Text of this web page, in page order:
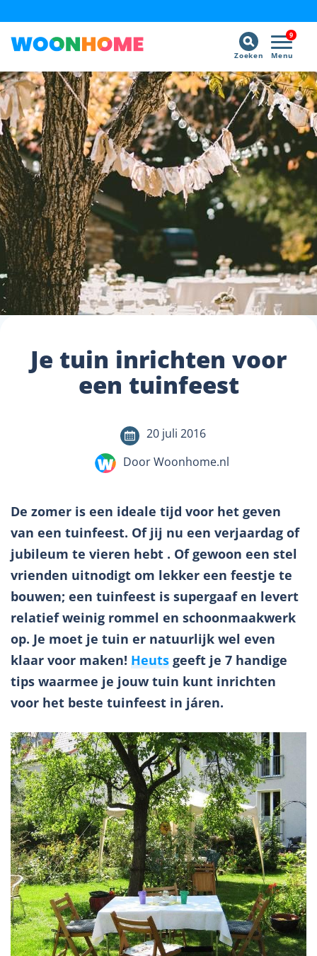
9
Menu
Zoeken
Je tuin inrichten voor
een tuinfeest
20 juli 2016
Door Woonhome.nl
De zomer is een ideale tijd voor het geven
van een tuinfeest. Of jij nu een verjaardag of
jubileum te vieren hebt . Of gewoon een stel
vrienden uitnodigt om lekker een feestje te
bouwen; een tuinfeest is supergaaf en levert
relatief weinig rommel en schoonmaakwerk
op. Je moet je tuin er natuurlijk wel even
klaar voor maken! Heuts geeft je 7 handige
tips waarmee je jouw tuin kunt inrichten
voor het beste tuinfeest in járen.